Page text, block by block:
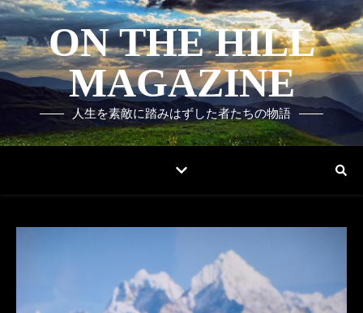
ON THE HILL
MAGAZINE
人生を素敵に踏みはずした者たちの物語